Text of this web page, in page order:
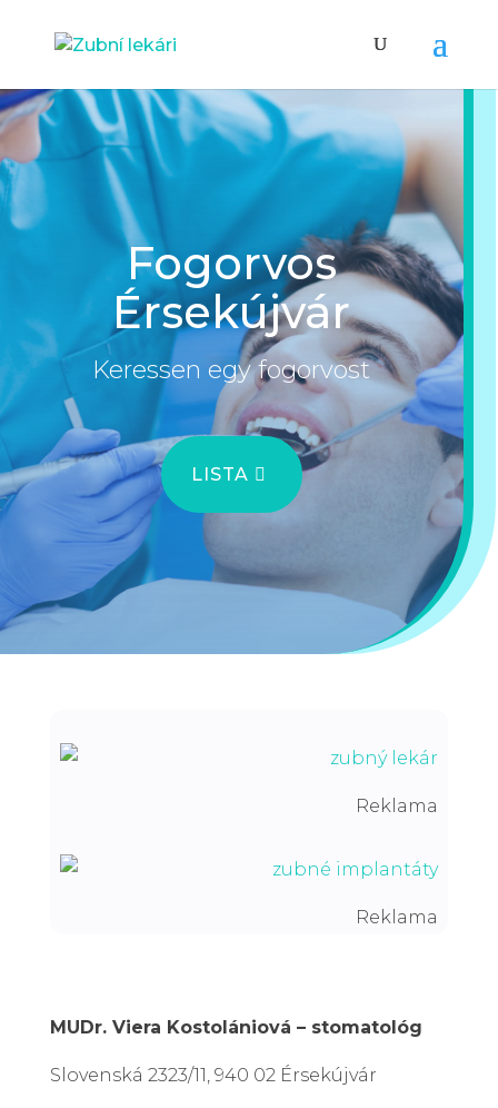
Fogorvos
Érsekújvár
Keressen egy fogorvost
LISTA
Reklama
Reklama
MUDr. Viera Kostolániová – stomatológ
Slovenská 2323/11, 940 02 Érsekújvár